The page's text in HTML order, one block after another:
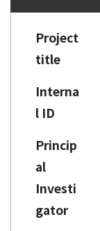
Project
title
Interna
l ID
Princip
al
Investi
gator